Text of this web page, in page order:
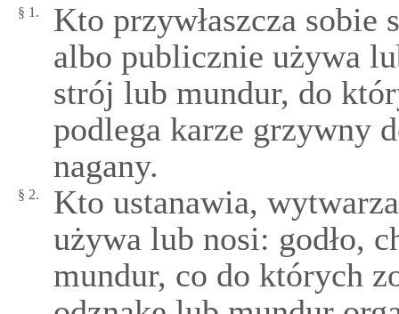
§ 1.
Kto przywłaszcza sobie
albo publicznie używa
strój lub mundur, do
podlega karze grzywny
nagany.
§ 2.
Kto ustanawia,
używa lub nosi: godło,
mundur, co do których